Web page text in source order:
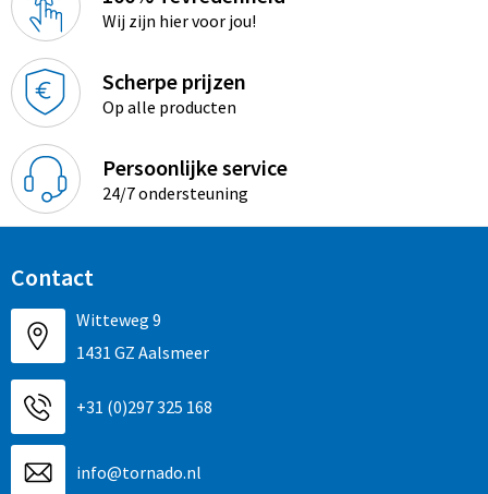
Wij zijn hier voor jou!
Scherpe prijzen
Op alle producten
Persoonlijke service
24/7 ondersteuning
Contact
Witteweg 9
1431 GZ Aalsmeer
+31 (0)297 325 168
info@tornado.nl